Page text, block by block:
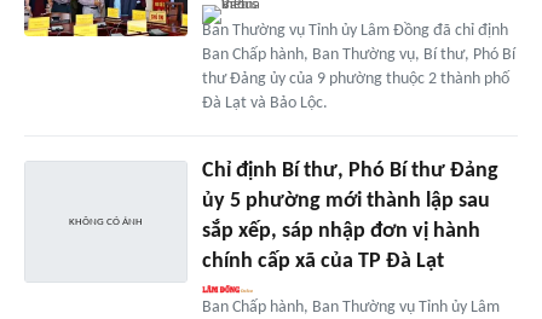
Ban Thường vụ Tỉnh ủy Lâm Đồng đã chỉ định
Ban Chấp hành, Ban Thường vụ, Bí thư, Phó Bí
thư Đảng ủy của 9 phường thuộc 2 thành phố
Đà Lạt và Bảo Lộc.
Chỉ định Bí thư, Phó Bí thư Đảng
ủy 5 phường mới thành lập sau
sắp xếp, sáp nhập đơn vị hành
chính cấp xã của TP Đà Lạt
Ban Chấp hành, Ban Thường vụ Tỉnh ủy Lâm